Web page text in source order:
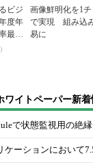
ビジ
度年
最大
画像鮮明化を1
で実現 組み込
易に
ワイトペーパー新着
で状態監視用の絶
ケーションにおいて